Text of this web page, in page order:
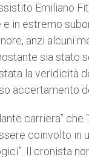
Emiliano
in estremo
anzi alcuni
sia
la veridicità
accertamento
carriera” che
coinvolto in
Il cronista